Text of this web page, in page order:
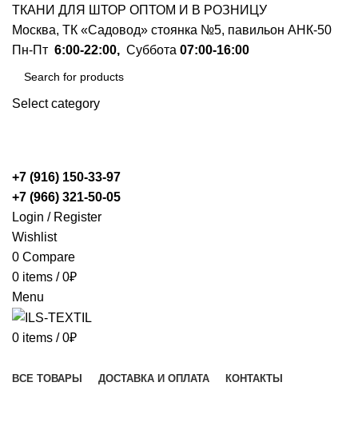
ТКАНИ ДЛЯ ШТОР ОПТОМ И В РОЗНИЦУ
Москва, ТК «Садовод» стоянка №5, павильон АНК-50
Пн-Пт 6:00-22:00, Суббота 07:00-16:00
Select category
+7 (916) 150-33-97
+7 (966) 321-50-05
Login / Register
Wishlist
0 Compare
0 items / 0₽
Menu
0 items / 0₽
ВСЕ ТОВАРЫ ДОСТАВКА И ОПЛАТА КОНТАКТЫ